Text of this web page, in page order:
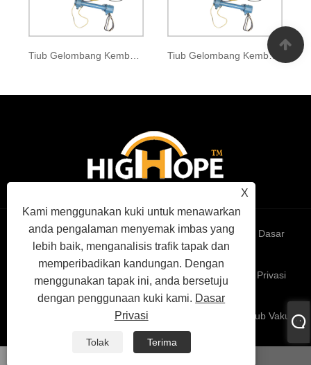
Tiub Gelombang Kembara Berdenyut BM-1921 Tiub Gelombang Kembara Berdenyut BM-1944
X
Kami menggunakan kuki untuk menawarkan
anda pengalaman menyemak imbas yang
lebih baik, menganalisis trafik tapak dan
memperibadikan kandungan. Dengan
menggunakan tapak ini, anda bersetuju
dengan penggunaan kuki kami. Dasar
Privasi
Tolak
Terima
Links Sitemap RSS XML Dasar
Privasi
Hak Cipta © 2022 High Hope International Inc - Triod Tiub Vakum
- Hak Cipta Terpelihara